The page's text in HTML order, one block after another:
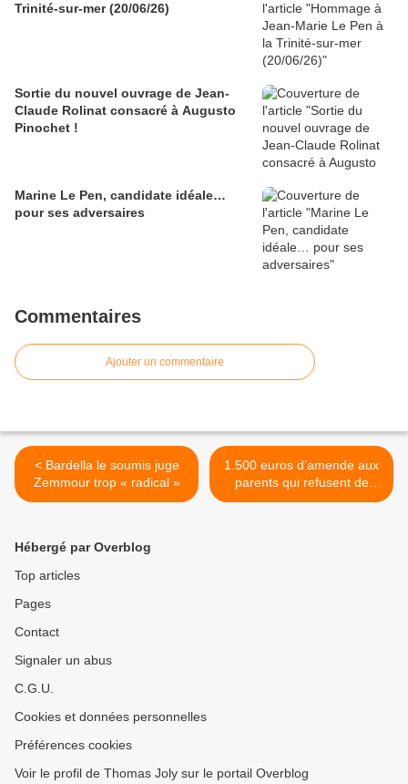
Trinité-sur-mer (20/06/26)
Sortie du nouvel ouvrage de Jean-
Claude Rolinat consacré à Augusto
Pinochet !
Marine Le Pen, candidate idéale…
pour ses adversaires
Commentaires
Ajouter un commentaire
< Bardella le soumis juge
Zemmour trop « radical »
1.500 euros d’amende aux
parents qui refusent de
faire vacciner leur enfant ?
Hébergé par Overblog
Top articles
Pages
Contact
Signaler un abus
C.G.U.
Cookies et données personnelles
Préférences cookies
Voir le profil de Thomas Joly sur le portail Overblog